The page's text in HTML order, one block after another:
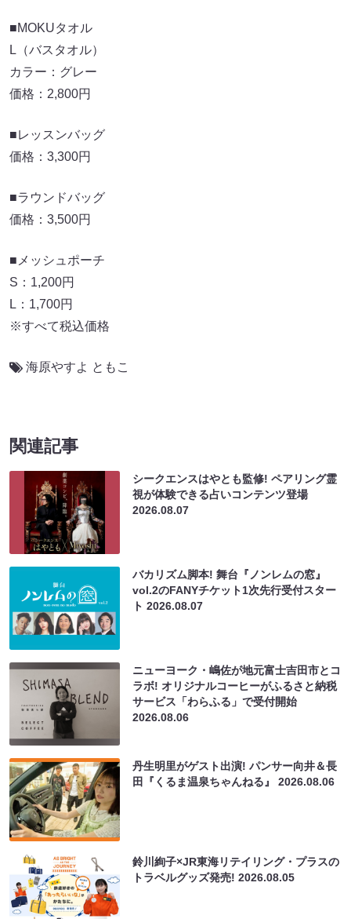
■MOKUタオル
L（バスタオル）
カラー：グレー
価格：2,800円
■レッスンバッグ
価格：3,300円
■ラウンドバッグ
価格：3,500円
■メッシュポーチ
S：1,200円
L：1,700円
※すべて税込価格
海原やすよ ともこ
関連記事
シークエンスはやとも監修! ペアリング霊
視が体験できる占いコンテンツ登場
2026.08.07
バカリズム脚本! 舞台『ノンレムの窓』
vol.2のFANYチケット1次先行受付スター
ト2026.08.07
ニューヨーク・嶋佐が地元富士吉田市とコ
ラボ! オリジナルコーヒーがふるさと納税
サービス「わらふる」で受付開始
2026.08.06
丹生明里がゲスト出演! パンサー向井＆長
田『くるま温泉ちゃんねる』2026.08.06
鈴川絢子×JR東海リテイリング・プラスの
トラベルグッズ発売!2026.08.05